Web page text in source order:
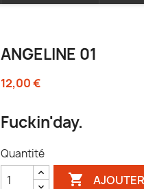
ANGELINE 01
12,00 €
Fuckin'day.
Quantité
